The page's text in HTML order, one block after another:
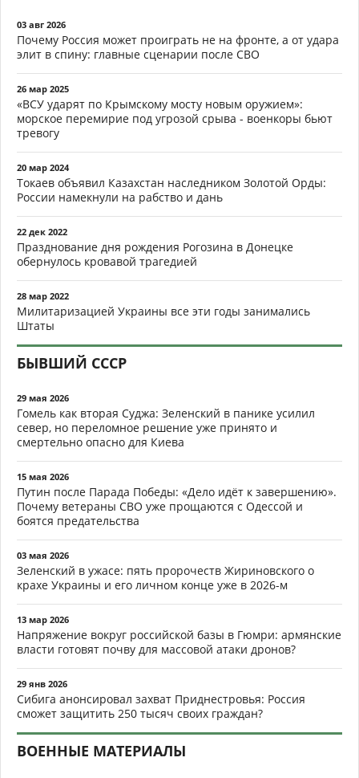
03 авг 2026
Почему Россия может проиграть не на фронте, а от удара
элит в спину: главные сценарии после СВО
26 мар 2025
«ВСУ ударят по Крымскому мосту новым оружием»:
морское перемирие под угрозой срыва - военкоры бьют
тревогу
20 мар 2024
Токаев объявил Казахстан наследником Золотой Орды:
России намекнули на рабство и дань
22 дек 2022
Празднование дня рождения Рогозина в Донецке
обернулось кровавой трагедией
28 мар 2022
Милитаризацией Украины все эти годы занимались
Штаты
БЫВШИЙ СССР
29 мая 2026
Гомель как вторая Суджа: Зеленский в панике усилил
север, но переломное решение уже принято и
смертельно опасно для Киева
15 мая 2026
Путин после Парада Победы: «Дело идёт к завершению».
Почему ветераны СВО уже прощаются с Одессой и
боятся предательства
03 мая 2026
Зеленский в ужасе: пять пророчеств Жириновского о
крахе Украины и его личном конце уже в 2026-м
13 мар 2026
Напряжение вокруг российской базы в Гюмри: армянские
власти готовят почву для массовой атаки дронов?
29 янв 2026
Сибига анонсировал захват Приднестровья: Россия
сможет защитить 250 тысяч своих граждан?
ВОЕННЫЕ МАТЕРИАЛЫ